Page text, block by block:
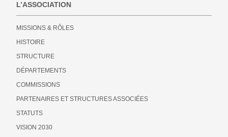
L’ASSOCIATION
MISSIONS & RÔLES
HISTOIRE
STRUCTURE
DÉPARTEMENTS
COMMISSIONS
PARTENAIRES ET STRUCTURES ASSOCIÉES
STATUTS
VISION 2030